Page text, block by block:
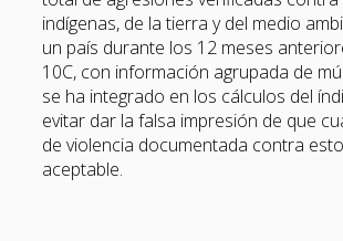
indígenas, de la tierra y del medio
un país durante los 12 meses
10C, con información agrupada de
se ha integrado en los cálculos del
evitar dar la falsa impresión de que
de violencia documentada contra
aceptable.